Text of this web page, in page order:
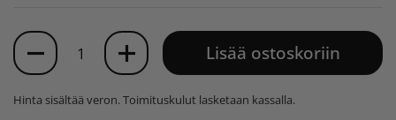
Määrä
Lisää ostoskoriin
Hinta sisältää veron.Toimituskulut lasketaan kassalla.